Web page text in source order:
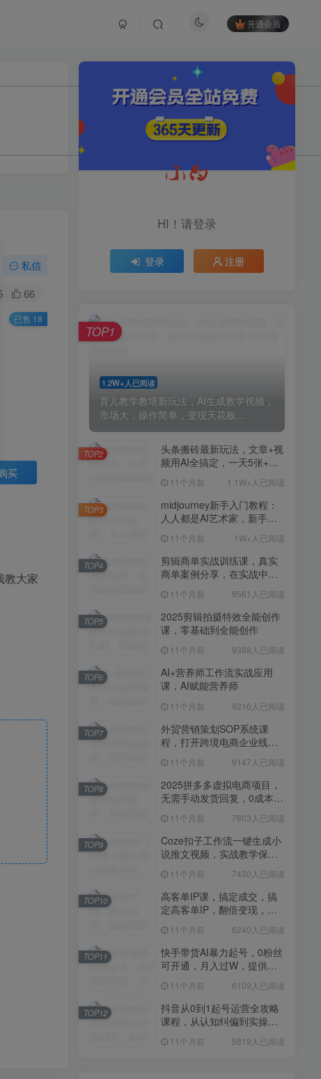
开通会员
私信
66
买
已售 18
教大家
1.2W+人已阅读
育儿教学教培新玩法，AI生成教学视频，
市场大，操作简单，变现天花板...
TOP1
频用AI全搞定，一天5张+不
是问题，每天只需10分钟
midjourney新手入门教程：
人人都是AI艺术家，新手小
TOP4
11个月前 9388人已阅读
TOP5
AI+营养师工作流实战应用
课，AI赋能营养师
11个月前 9216人已阅读
TOP6
外贸营销策划SOP系统课
程，打开跨境电商企业线上
营销任督二脉
11个月前 9147人已阅读
2025拼多多虚拟电商项目，
无需手动发货回复，0成本，
轻松月入1-5W【揭秘】
11个月前 7803人已阅读
Coze扣子工作流一键生成小
说推文视频，实战教学保姆
级教程11个月前 7430人已阅读
高客单IP课，搞定成交，搞
定高客单IP，翻倍变现，轻
松卖爆，不销而销
11个月前 6240人已阅读
快手带货AI暴力起号，0粉丝
可开通，月入过W，提供账
号就行，适合普通人的懒人
项目【揭秘】
11个月前 6109人已阅读
抖音从0到1起号运营全攻略
课程，从认知纠偏到实操落
地，高效起号变现
11个月前 5819人已阅读
HI！请登录
登录 注册
1.2W+人已阅读
育儿教学教培新玩法，AI生成教学视频，
市场大，操作简单，变现天花板...
TOP1
头条搬砖最新玩法，文章+视
频用AI全搞定，一天5张+不
11个月前 1.1W+人已阅读
TOP2
midjourney新手入门教程：
人人都是AI艺术家，新手小
11个月前 1W+人已阅读
TOP3
剪辑商单实战训练课，真实
商单案例分享，在实战中练
11个月前 9561人已阅读
TOP4
2025剪辑拍摄特效全能创作
课，零基础到全能创作
11个月前 9388人已阅读
TOP5
AI+营养师工作流实战应用
课，AI赋能营养师
11个月前 9216人已阅读
TOP6
外贸营销策划SOP系统课
程，打开跨境电商企业线上
11个月前 9147人已阅读
TOP7
2025拼多多虚拟电商项目，
无需手动发货回复，0成本，
11个月前 7803人已阅读
TOP8
Coze扣子工作流一键生成小
说推文视频，实战教学保姆
11个月前 7430人已阅读
TOP9
高客单IP课，搞定成交，搞
定高客单IP，翻倍变现，轻
11个月前 6240人已阅读
TOP10
快手带货AI暴力起号，0粉丝
可开通，月入过W，提供账
项目【揭秘】
11个月前 6109人已阅读
TOP11
抖音从0到1起号运营全攻略
课程，从认知纠偏到实操落
11个月前 5819人已阅读
TOP12